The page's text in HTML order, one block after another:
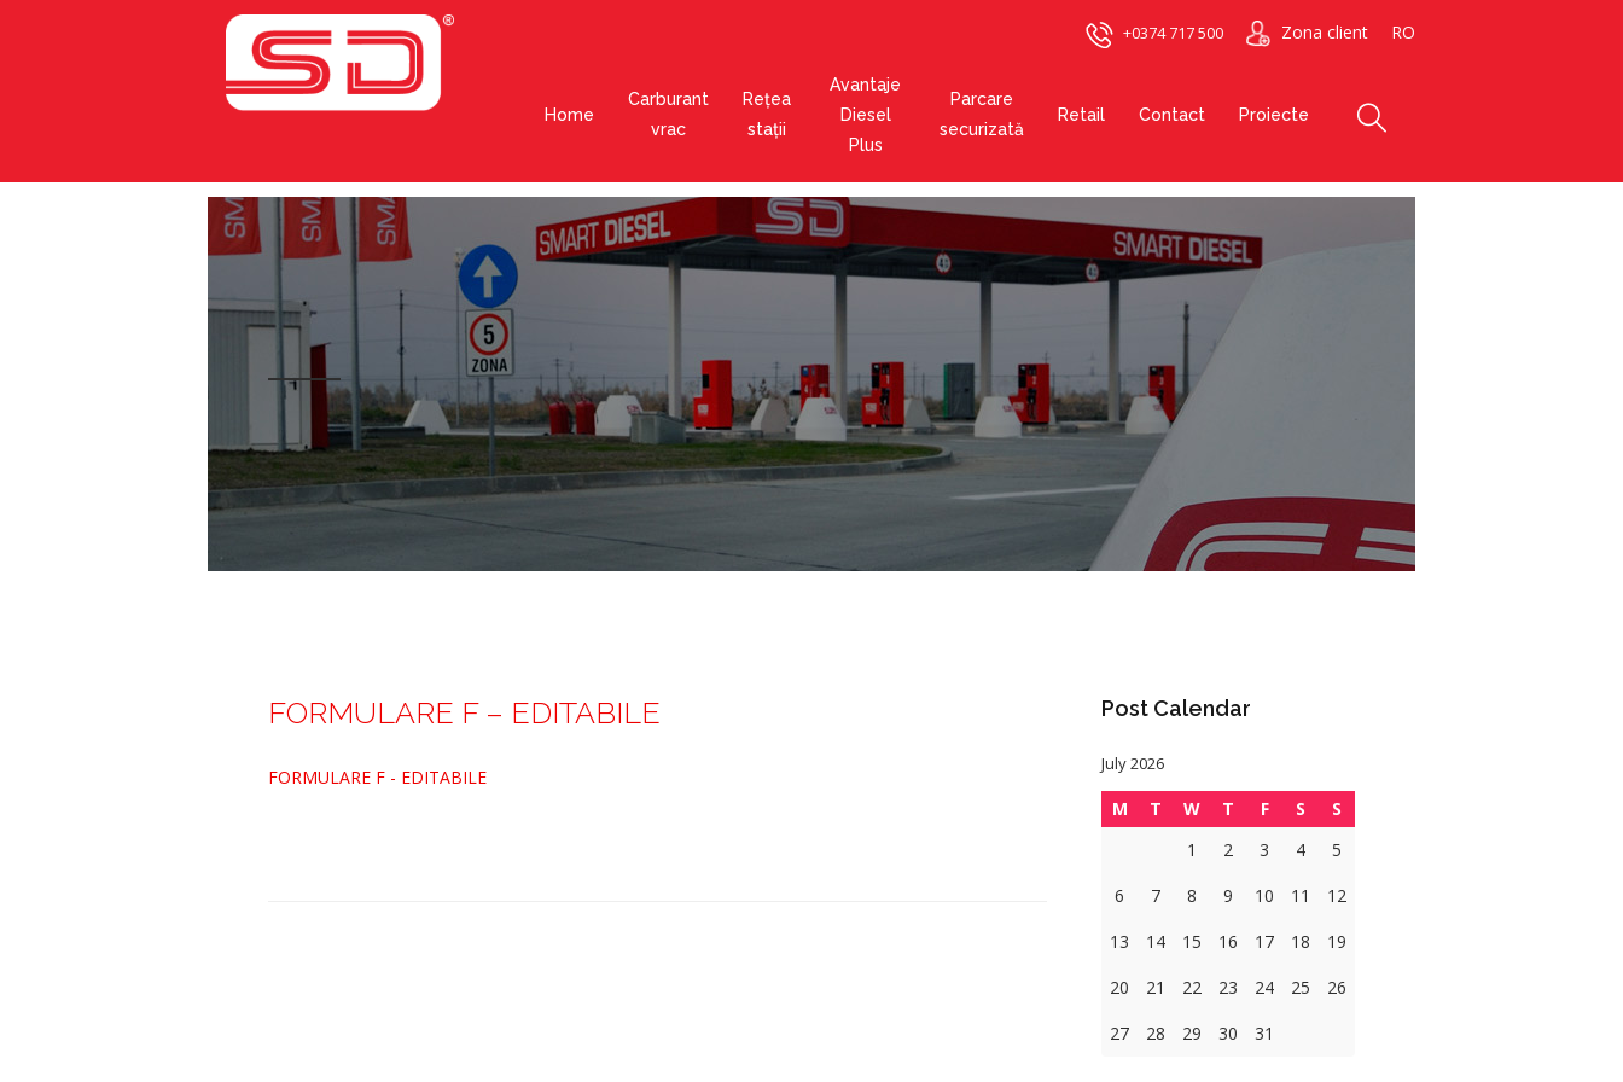
+0374 717 500 Zona client RO
Home
Carburant
vrac
Rețea
stații
Avantaje
Diesel
Plus
Parcare
securizată
Retail Contact Proiecte
FORMULARE F – EDITABILE
FORMULARE F - EDITABILE
Post Calendar
July 2026
M T W T F S
S
1
2 3 4
5
6
7 8 9 10 11
12
13
14 15 16 17 18
19
20
21 22 23 24 25
26
27
28 29 30 31